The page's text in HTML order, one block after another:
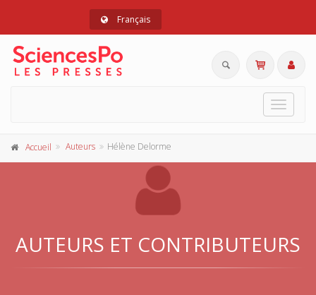
Français
Toggle
Accueil Auteurs Hélène Delorme
AUTEURS ET CONTRIBUTEURS